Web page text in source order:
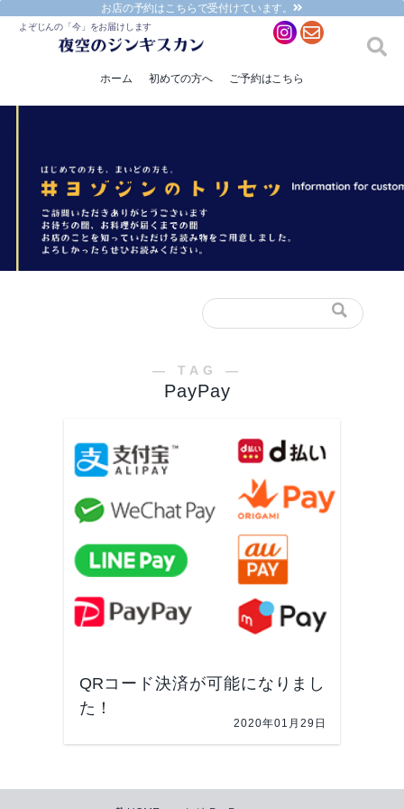
お店の予約はこちらで受付けています。
ホーム 初めての方へ ご予約はこちら
検
索
対
― TAG ―
PayPay
QRコード決済が可能になりまし
た！
2020年01月29日